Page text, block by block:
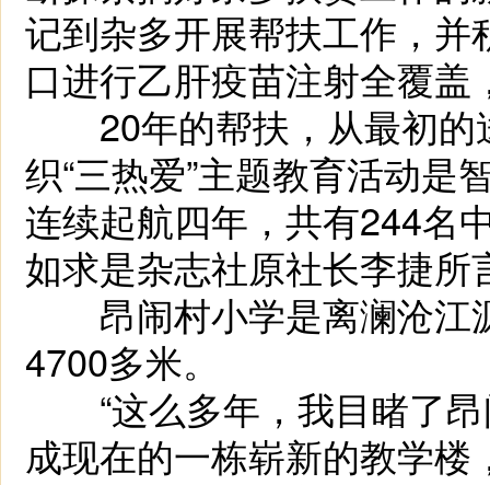
记到杂多开展帮扶工作，
口进行乙肝疫苗注射全覆
20年的帮扶，从最初的
织“三热爱”主题教育活动是
连续起航四年，共有244名
如求是杂志社原社长李捷
昂闹村小学是离澜沧江
4700多米。
“这么多年，我目睹了昂
成现在的一栋崭新的教学